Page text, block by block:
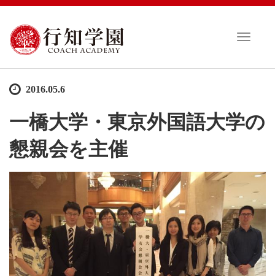
T
n
g
a
i
o
2016.05.6
一橋大学・東京外国語大学の
懇親会を主催